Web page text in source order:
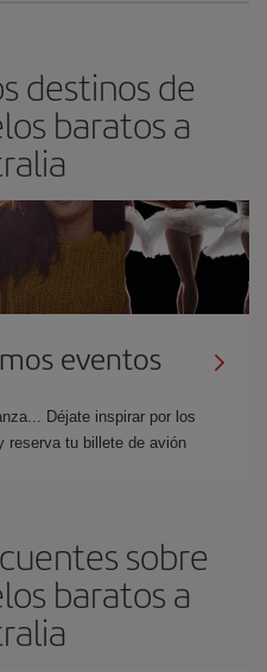
destinos de
baratos a
eventos
Déjate inspirar por los
reserva tu billete de avión
sobre
baratos a